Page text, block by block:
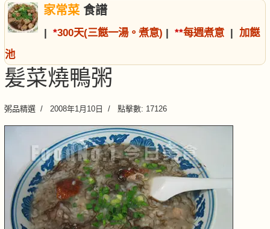
家常菜食譜
| *300天(三餸一湯。煮意) | **每週煮意 | 加餸
池
髪菜燒鴨粥
粥品精選 2008年1月10日 點擊數: 17126